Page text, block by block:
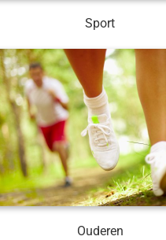
Sport
Ouderen